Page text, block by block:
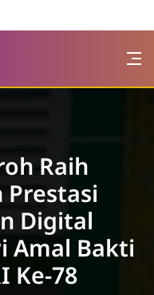
Raih
Prestasi
Digital
Amal Bakti
Ke-78